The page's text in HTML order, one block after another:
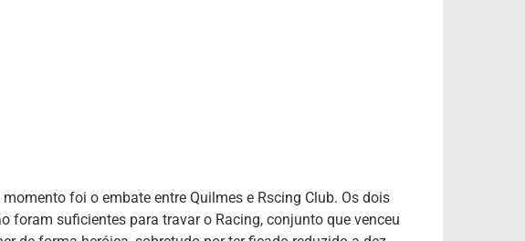
foi o embate entre Quilmes e Rscing Club. Os dois
foram suficientes para travar o Racing, conjunto que venceu